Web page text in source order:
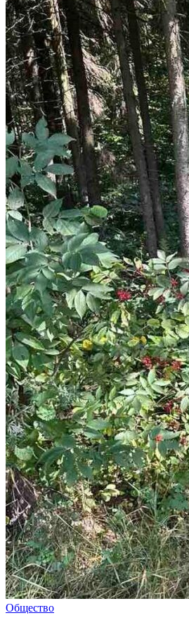
Общество